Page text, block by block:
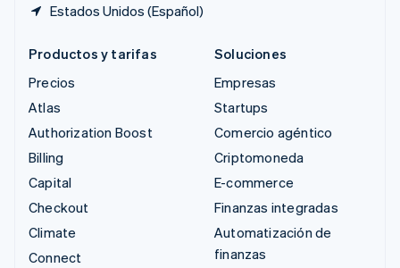
Estados Unidos (Español)
Productos y tarifas
Precios
Atlas
Authorization Boost
Billing
Capital
Checkout
Climate
Connect
Soluciones
Empresas
Startups
Comercio agéntico
Criptomoneda
E-commerce
Finanzas integradas
Automatización de
finanzas